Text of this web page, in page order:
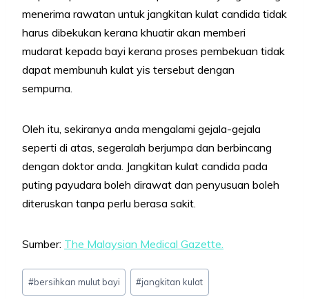
menerima rawatan untuk jangkitan kulat candida tidak
harus dibekukan kerana khuatir akan memberi
mudarat kepada bayi kerana proses pembekuan tidak
dapat membunuh kulat yis tersebut dengan
sempurna.
Oleh itu, sekiranya anda mengalami gejala-gejala
seperti di atas, segeralah berjumpa dan berbincang
dengan doktor anda. Jangkitan kulat candida pada
puting payudara boleh dirawat dan penyusuan boleh
diteruskan tanpa perlu berasa sakit.
Sumber: The Malaysian Medical Gazette.
Post
Tags:
#bersihkan mulut bayi #jangkitan kulat